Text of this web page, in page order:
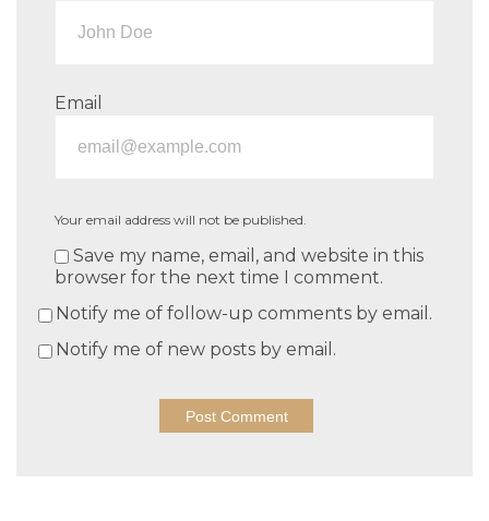
Email
Your email address will not be published.
Save my name, email, and website in this
browser for the next time I comment.
Notify me of follow-up comments by email.
Notify me of new posts by email.